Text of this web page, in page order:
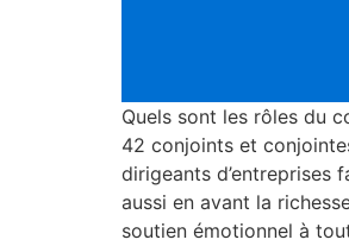
Quels sont les rôles du
42 conjoints et
dirigeants d’entreprises
aussi en avant la
soutien émotionnel à